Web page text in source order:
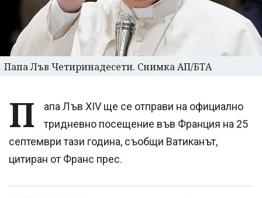
Папа Лъв Четиринадесети. Снимка АП/БТА
П
апа Лъв XIV ще се отправи на официално
тридневно посещение във Франция на 25
септември тази година, съобщи Ватиканът,
цитиран от Франс прес.